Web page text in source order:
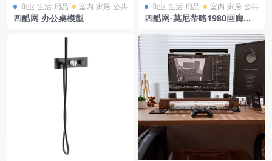
商业-生活-用品 室内-家居-公共
四酷网 办公桌模型
商业-生活-用品 室内-家居-公共
四酷网-莫尼蒂略1980画廊假